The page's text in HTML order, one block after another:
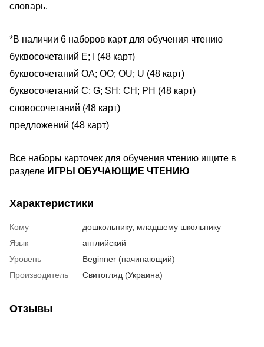
словарь.
*В наличии 6 наборов карт для обучения чтению
буквосочетаний E; I (48 карт)
буквосочетаний OA; OO; OU; U (48 карт)
буквосочетаний C; G; SH; CH; PH (48 карт)
словосочетаний (48 карт)
предложений (48 карт)
Все наборы карточек для обучения чтению ищите в
разделе ИГРЫ ОБУЧАЮЩИЕ ЧТЕНИЮ
Характеристики
Кому дошкольнику, младшему школьнику
Язык
английский
Уровень
Beginner (начинающий)
Производитель
Свитогляд (Украина)
Отзывы